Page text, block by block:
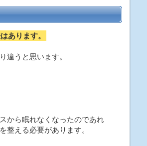
あります。
違うと思います。
から眠れなくなったのであれ
整える必要があります。